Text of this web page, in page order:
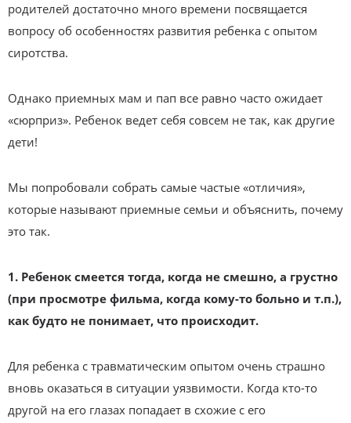
родителей достаточно много времени посвящается
вопросу об особенностях развития ребенка с опытом
сиротства.
Однако приемных мам и пап все равно часто ожидает
«сюрприз». Ребенок ведет себя совсем не так, как другие
дети!
Мы попробовали собрать самые частые «отличия»,
которые называют приемные семьи и объяснить, почему
это так.
1. Ребенок смеется тогда, когда не смешно, а грустно
(при просмотре фильма, когда кому-то больно и т.п.),
как будто не понимает, что происходит.
Для ребенка с травматическим опытом очень страшно
вновь оказаться в ситуации уязвимости. Когда кто-то
другой на его глазах попадает в схожие с его